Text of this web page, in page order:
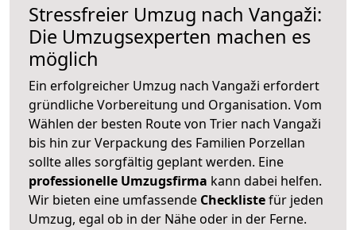
Stressfreier Umzug nach Vangaži:
Die Umzugsexperten machen es
möglich
Ein erfolgreicher Umzug nach Vangaži erfordert
gründliche Vorbereitung und Organisation. Vom
Wählen der besten Route von Trier nach Vangaži
bis hin zur Verpackung des Familien Porzellan
sollte alles sorgfältig geplant werden. Eine
professionelle Umzugsfirma kann dabei helfen.
Wir bieten eine umfassende Checklistefür jeden
Umzug, egal ob in der Nähe oder in der Ferne.